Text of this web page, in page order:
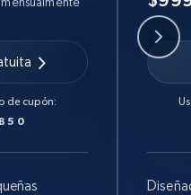
de cupón: